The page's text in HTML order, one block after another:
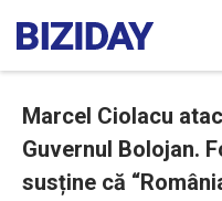
Marcel Ciolacu
Guvernul Bolojan.
susține că